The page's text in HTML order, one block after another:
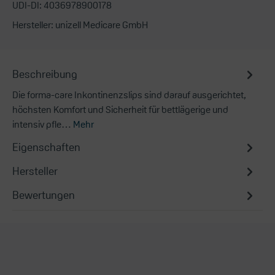
UDI-DI: 4036978900178
Hersteller: unizell Medicare GmbH
Beschreibung
Die forma-care Inkontinenzslips sind darauf ausgerichtet,
höchsten Komfort und Sicherheit für bettlägerige und
intensiv pfle… Mehr
Eigenschaften
Hersteller
Bewertungen